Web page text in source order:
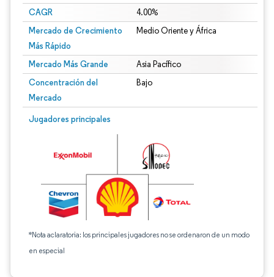
CAGR 4.00%
Mercado de Crecimiento
Más Rápido
Medio Oriente y África
Mercado Más Grande Asia Pacífico
Concentración del
Mercado
Bajo
Jugadores principales
*Nota aclaratoria: los principales jugadores no se ordenaron de un modo
en especial